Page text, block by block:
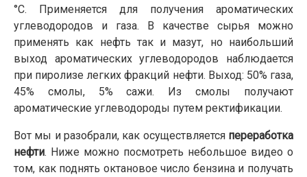
°С. Применяется для получения ароматических
углеводородов и газа. В качестве сырья можно
применять как нефть так и мазут, но наибольший
выход ароматических углеводородов наблюдается
при пиролизе легких фракций нефти. Выход: 50% газа,
45% смолы, 5% сажи. Из смолы получают
ароматические углеводороды путем ректификации.
Вот мы и разобрали, как осуществляется переработка
нефти. Ниже можно посмотреть небольшое видео о
том, как поднять октановое число бензина и получать